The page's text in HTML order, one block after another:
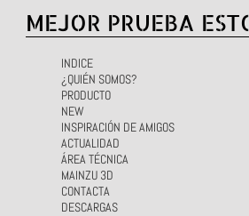
MEJOR PRUEBA
INDICE
¿QUIÉN SOMOS?
PRODUCTO
NEW
INSPIRACIÓN DE AMIGOS
ACTUALIDAD
ÁREA TÉCNICA
MAINZU 3D
CONTACTA
DESCARGAS